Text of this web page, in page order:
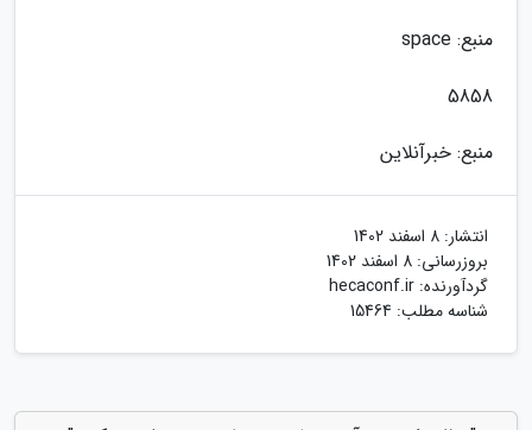
منبع: space
5858
منبع: خبرآنلاین
انتشار: 8 اسفند 1402
بروزرسانی: 8 اسفند 1402
گردآورنده: hecaconf.ir
شناسه مطلب: 15464